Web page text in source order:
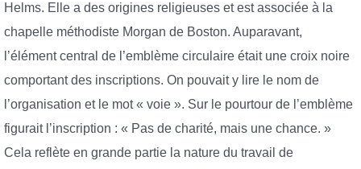
Helms. Elle a des origines religieuses et est associée à la
chapelle méthodiste Morgan de Boston. Auparavant,
l’élément central de l’emblème circulaire était une croix noire
comportant des inscriptions. On pouvait y lire le nom de
l’organisation et le mot « voie ». Sur le pourtour de l’emblème
figurait l’inscription : « Pas de charité, mais une chance. »
Cela reflète en grande partie la nature du travail de